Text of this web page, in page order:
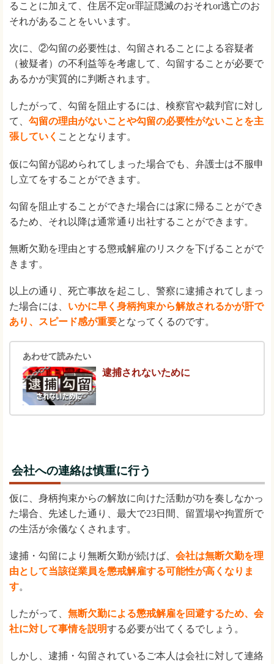
ることに加えて、住居不定or罪証隠滅のおそれor逃亡のお
それがあることをいいます。
次に、②勾留の必要性は、勾留されることによる容疑者
（被疑者）の不利益等を考慮して、勾留することが必要で
あるかが実質的に判断されます。
したがって、勾留を阻止するには、検察官や裁判官に対し
て、 勾留の理由がないことや勾留の必要性がないことを主
張していく こととなります。
仮に勾留が認められてしまった場合でも、弁護士は不服申
し立てをすることができます。
勾留を阻止することができた場合には家に帰ることができ
るため、それ以降は通常通り出社することができます。
無断欠勤を理由とする懲戒解雇のリスクを下げることがで
きます。
以上の通り、死亡事故を起こし、警察に逮捕されてしまっ
た場合には、 いかに早く身柄拘束から解放されるかが肝で
あり、スピード感が重要となってくるのです。
あわせて読みたい
逮捕されないために
会社への連絡は慎重に行う
仮に、身柄拘束からの解放に向けた活動が功を奏しなかっ
た場合、先述した通り、最大で23日間、留置場や拘置所で
の生活が余儀なくされます。
逮捕・勾留により無断欠勤が続けば、 会社は無断欠勤を理
由として当該従業員を懲戒解雇する可能性が高くなりま
す。
したがって、 無断欠勤による懲戒解雇を回避するため、会
社に対して事情を説明する必要が出てくるでしょう。
しかし、逮捕・勾留されているご本人は会社に対して連絡